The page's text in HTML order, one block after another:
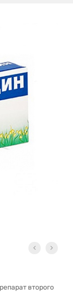
второго